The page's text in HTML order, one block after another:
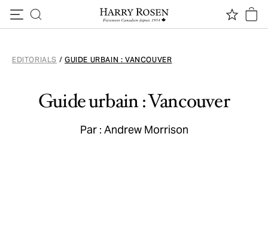
EDITORIALS / GUIDE URBAIN : VANCOUVER
Guide urbain : Vancouver
Par : Andrew Morrison